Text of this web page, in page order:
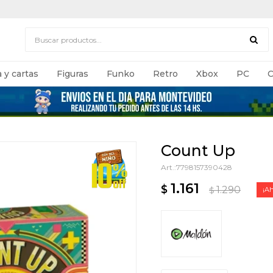
y cartas Figuras Funko Retro Xbox PC
Count Up
7798157390428
$ 1.161 $ 1.290